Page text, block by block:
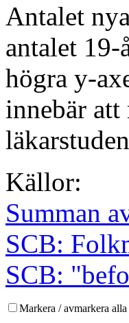
Antalet
antalet
högra y-
innebär att
Källor:
Summan
SCB:
SCB:
Markera / avmarkera alla